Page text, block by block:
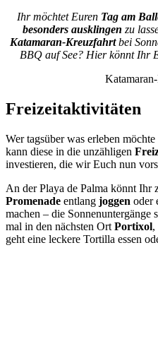
Ihr möchtet Euren Tag am
besonders ausklingen zu
Katamaran-Kreuzfahrtbei
BBQ auf See? Hier könnt Ihr
Freizeitaktivitäten
Wer tagsüber was erleben
kann diese in die unzähligen
investieren, die wir Euch nun
An der Playa de Palma könnt Ihr
Promenade entlang joggen oder
machen – die Sonnenuntergänge
mal in den nächsten Ort Portixol,
geht eine leckere Tortilla essen